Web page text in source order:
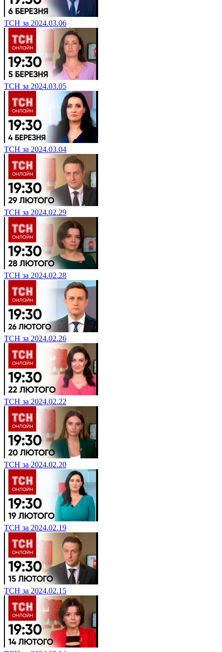
ТСН за 2024.03.06
ТСН за 2024.03.05
ТСН за 2024.03.04
ТСН за 2024.02.29
ТСН за 2024.02.28
ТСН за 2024.02.26
ТСН за 2024.02.22
ТСН за 2024.02.20
ТСН за 2024.02.19
ТСН за 2024.02.15